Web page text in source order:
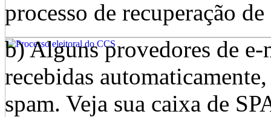
processo de recuperação de
b) Alguns provedores de
recebidas
spam. Veja sua caixa de